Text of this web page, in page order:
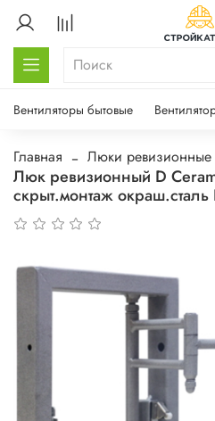
Вентиляторы бытовые
Главная Люки ревизионные
Люк ревизионный D
скрыт.монтаж окраш.сталь